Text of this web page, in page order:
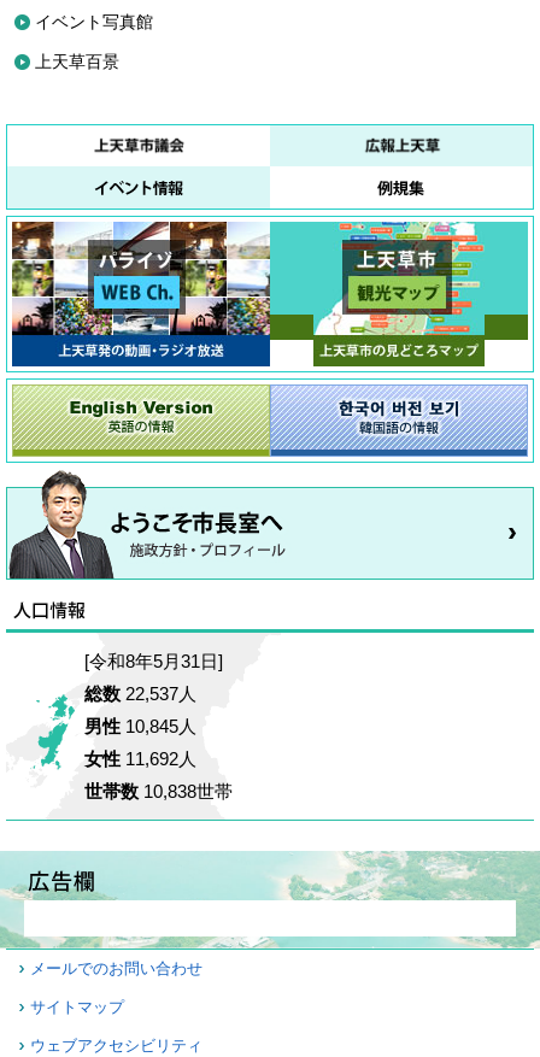
イベント写真館
上天草百景
[令和8年5月31日]
総数 22,537人
男性 10,845人
女性 11,692人
世帯数 10,838世帯
メールでのお問い合わせ
サイトマップ
ウェブアクセシビリティ